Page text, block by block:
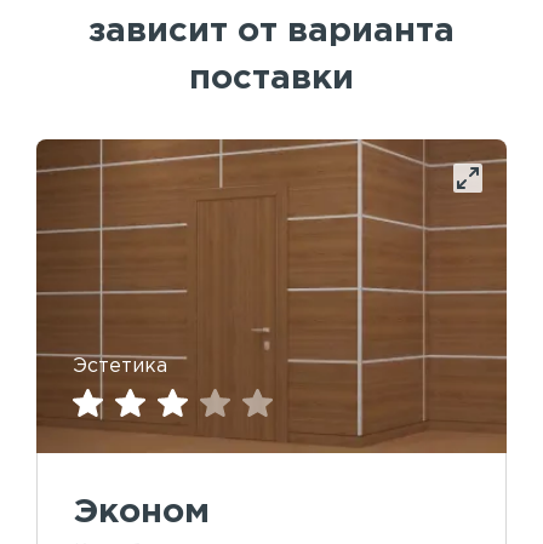
зависит от варианта
поставки
Эстетика
Эконом